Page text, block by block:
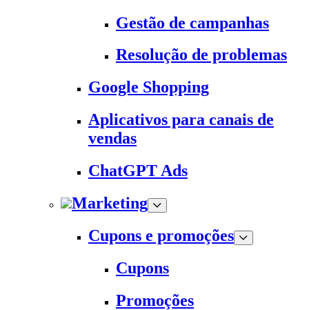
Gestão de campanhas
Resolução de problemas
Google Shopping
Aplicativos para canais de
vendas
ChatGPT Ads
Marketing
Cupons e promoções
Cupons
Promoções